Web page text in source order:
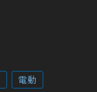
電動